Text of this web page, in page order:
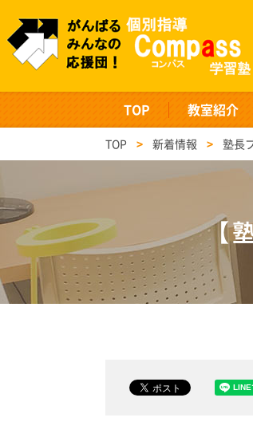
TOP 教室紹介
TOP > 新着情報 > 塾長
【